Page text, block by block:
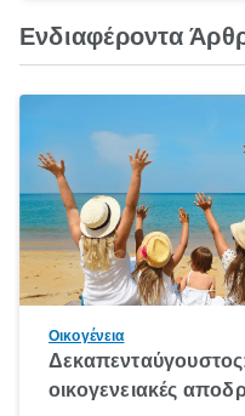
Ενδιαφέροντα
Οικογένεια
Δεκαπενταύγουστος:
οικογενειακές